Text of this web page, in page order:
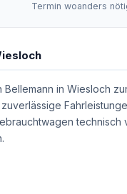
Termin woanders
in Wiesloch